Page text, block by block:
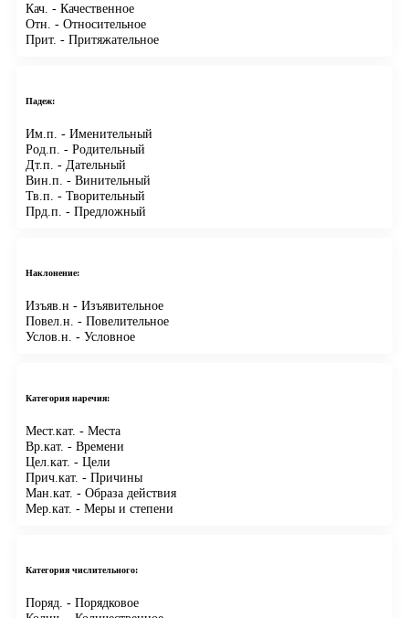
Кач. - Качественное
Отн. - Относительное
Прит. - Притяжательное
Падеж:
Им.п. - Именительный
Род.п. - Родительный
Дт.п. - Дательный
Вин.п. - Винительный
Тв.п. - Творительный
Прд.п. - Предложный
Наклонение:
Изъяв.н - Изъявительное
Повел.н. - Повелительное
Услов.н. - Условное
Категория наречия:
Мест.кат. - Места
Вр.кат. - Времени
Цел.кат. - Цели
Прич.кат. - Причины
Ман.кат. - Образа действия
Мер.кат. - Меры и степени
Категория числительного:
Поряд. - Порядковое